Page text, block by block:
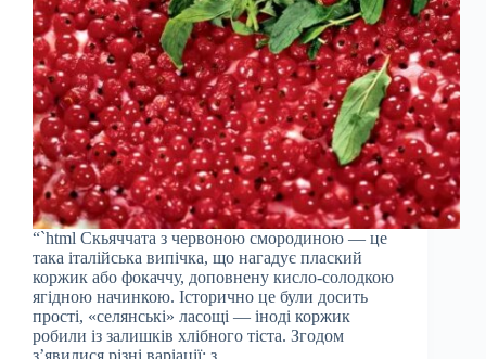
“`html Скьяччата з червоною смородиною — це
така італійська випічка, що нагадує плаский
коржик або фокаччу, доповнену кисло-солодкою
ягідною начинкою. Історично це були досить
прості, «селянські» ласощі — іноді коржик
робили із залишків хлібного тіста. Згодом